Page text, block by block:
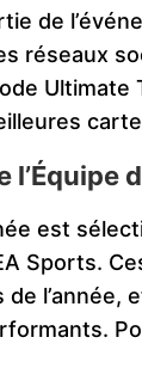
de
réseaux
Ultimate
l’Équipe
est
Sports.
l’année,